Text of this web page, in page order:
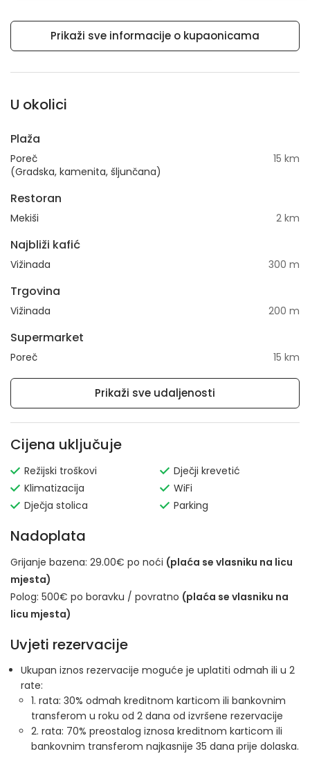
Prikaži sve informacije o kupaonicama
U okolici
Plaža
Poreč
(Gradska, kamenita, šljunčana)
15 km
Restoran
Mekiši 2 km
Najbliži kafić
Vižinada 300 m
Trgovina
Vižinada 200 m
Supermarket
Poreč 15 km
Prikaži sve udaljenosti
Cijena uključuje
Režijski troškovi
Klimatizacija
Dječja stolica
Dječji krevetić
WiFi
Parking
Nadoplata
Grijanje bazena: 29.00€ po noći (plaća se vlasniku na licu
mjesta)
Polog: 500€ po boravku / povratno (plaća se vlasniku na
licu mjesta)
Uvjeti rezervacije
Ukupan iznos rezervacije moguće je uplatiti odmah ili u 2
rate:
1. rata: 30% odmah kreditnom karticom ili bankovnim
transferom u roku od 2 dana od izvršene rezervacije
2. rata: 70% preostalog iznosa kreditnom karticom ili
bankovnim transferom najkasnije 35 dana prije dolaska.